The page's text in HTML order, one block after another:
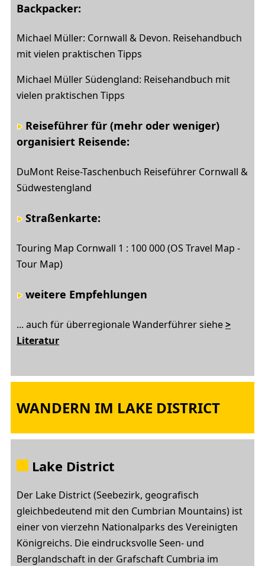
Backpacker:
Michael Müller: Cornwall & Devon. Reisehandbuch
mit vielen praktischen Tipps
Michael Müller Südengland: Reisehandbuch mit
vielen praktischen Tipps
Reiseführer für (mehr oder weniger)
organisiert Reisende:
DuMont Reise-Taschenbuch Reiseführer Cornwall &
Südwestengland
Straßenkarte:
Touring Map Cornwall 1 : 100 000 (OS Travel Map -
Tour Map)
weitere Empfehlungen
... auch für überregionale Wanderführer siehe>
Literatur
WANDERN IM LAKE DISTRICT
Lake District
Der Lake District (Seebezirk, geografisch
gleichbedeutend mit den Cumbrian Mountains) ist
einer von vierzehn Nationalparks des Vereinigten
Königreichs. Die eindrucksvolle Seen- und
Berglandschaft in der Grafschaft Cumbria im